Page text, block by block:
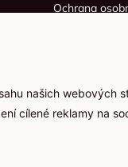
Ochrana
našich webových
cílené reklamy na